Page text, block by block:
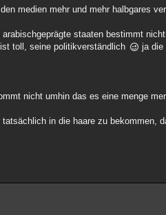
medien mehr und mehr halbgares
staaten bestimmt
toll, seine politikverständlich
ja die
nicht umhin das es eine menge
in die haare zu bekommen,